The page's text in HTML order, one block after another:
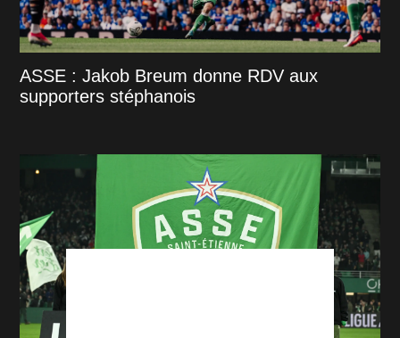
ASSE : Jakob Breum donne RDV aux
supporters stéphanois